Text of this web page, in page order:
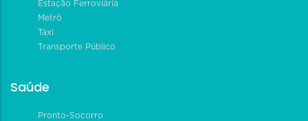
Estação Ferroviária
Metrô
Táxi
Transporte Público
Saúde
Pronto-Socorro